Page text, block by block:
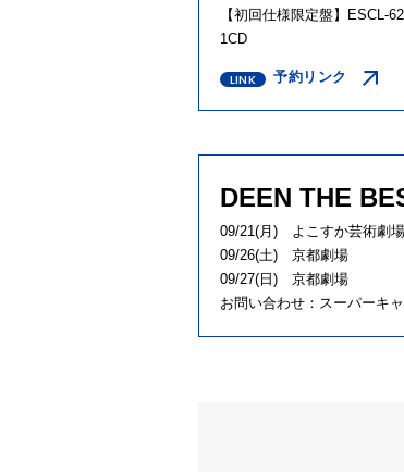
【初回仕様限定盤】ESCL-
1CD
予約リンク
DEEN THE
09/21(月) よこすか芸術劇
09/26(土) 京都劇
09/27(日) 京都劇
お問い合わせ：スーパーキ